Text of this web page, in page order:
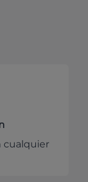
cualquier